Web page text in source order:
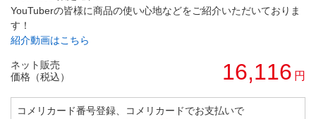
YouTuberの皆様に商品の使い心地などをご紹介いただいておりま
す！
紹介動画はこちら
ネット販売
価格（税込）
16,116 円
コメリカード番号登録、コメリカードでお支払いで